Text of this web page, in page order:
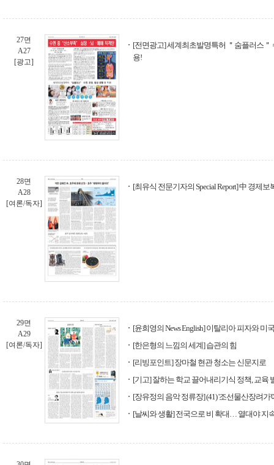
27면
A27
[광고]
[전면광고] 세계최초발명특허 ＂숨플러스＂
용!
28면
A28
[여론/독자]
[최유식 전문기자의 Special Report] 中 경제보
29면
A29
[여론/독자]
[윤희영의 News English] 이탈리아 피자와 미
[한은형의 느낌의 세계] 습관의 힘
[리빙포인트] 장마철 현관 청소는 신문지로
[기고] 잘하는 학교 끌어내리기식 정책, 교육
[장유정의 음악 정류장] (41) '조선물산장려가
[날씨와 생활] 전국으로 비 확대… 열대야 지